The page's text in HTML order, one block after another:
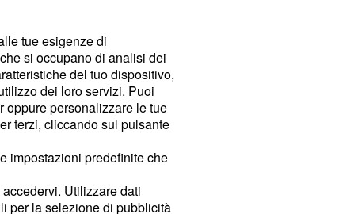
tue esigenze di
si occupano di analisi dei
del tuo dispositivo,
dei loro servizi. Puoi
oppure personalizzare le tue
terzi, cliccando sul pulsante
impostazioni predefinite che
Utilizzare dati
per la selezione di pubblicità